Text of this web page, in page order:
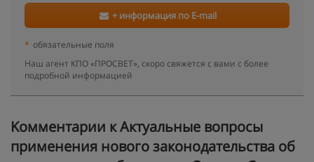
+ информация по E-mail
* обязательные поля
Наш агент КПО «ПРОСВЕТ», скоро свяжется с вами с более
подробной информацией
Kомментарии к Актуальные вопросы
применения нового законодательства об